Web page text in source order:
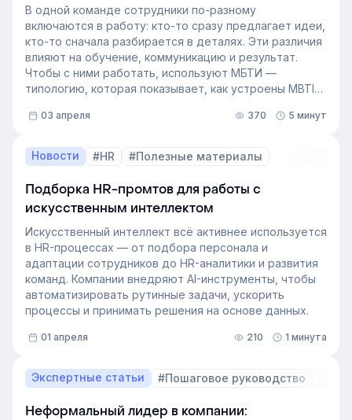
разберёмся, как выстроить процесс формирование
кадрового резерва с помощью современных
инструментов.
В одной команде сотрудники по-разному
включаются в работу: кто-то сразу предлагает идеи,
кто-то сначала разбирается в деталях. Эти различия
влияют на обучение, коммуникацию и результат.
Чтобы с ними работать, используют МБТИ —
типологию, которая показывает, как устроены MBTI
это тестирование применяют в бизнесе и какую
03 апреля 370 5 минут
Новости #HR #Полезные материалы
Подборка HR-промтов для работы с
искусственным интеллектом
Искусственный интеллект всё активнее используется
в HR-процессах — от подбора персонала и
адаптации сотрудников до HR-аналитики и развития
команд. Компании внедряют AI-инструменты, чтобы
автоматизировать рутинные задачи, ускорить
процессы и принимать решения на основе данных.
01 апреля 210 1 минута
Экспертные статьи #Пошаговое руководство
Неформальный лидер в компании: